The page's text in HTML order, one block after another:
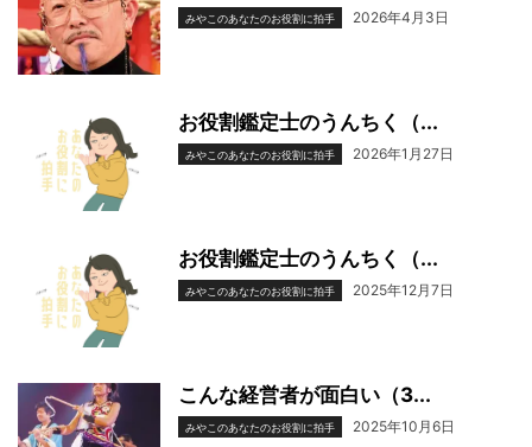
みやこのあなたのお役割に拍手 2026年4月3日
お役割鑑定士のうんちく（...
みやこのあなたのお役割に拍手 2026年1月27日
お役割鑑定士のうんちく（...
みやこのあなたのお役割に拍手 2025年12月7日
こんな経営者が面白い（3...
みやこのあなたのお役割に拍手 2025年10月6日